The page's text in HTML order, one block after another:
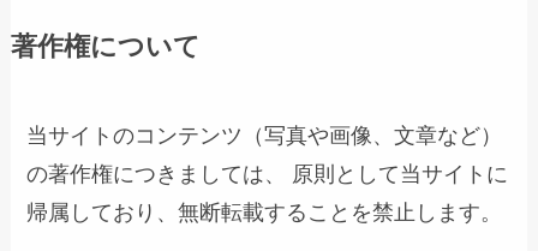
著作権について
当サイトのコンテンツ（写真や画像、文章など）
の著作権につきましては、 原則として当サイトに
帰属しており、無断転載することを禁止します。